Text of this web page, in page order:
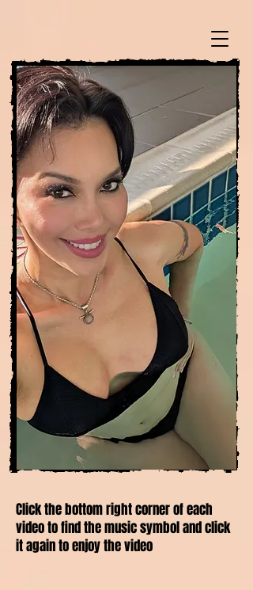
Click the bottom right corner of each
video to find the music symbol and click
it again to enjoy the video